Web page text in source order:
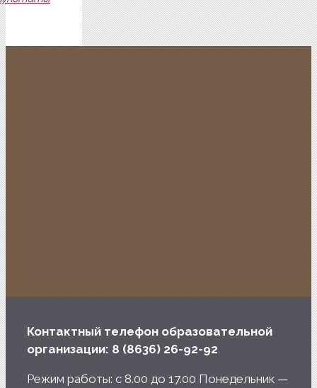
Контактный телефон образовательной
организации: 8 (8636) 26-92-92
Режим работы: с 8.00 до 17.00 Понедельник —